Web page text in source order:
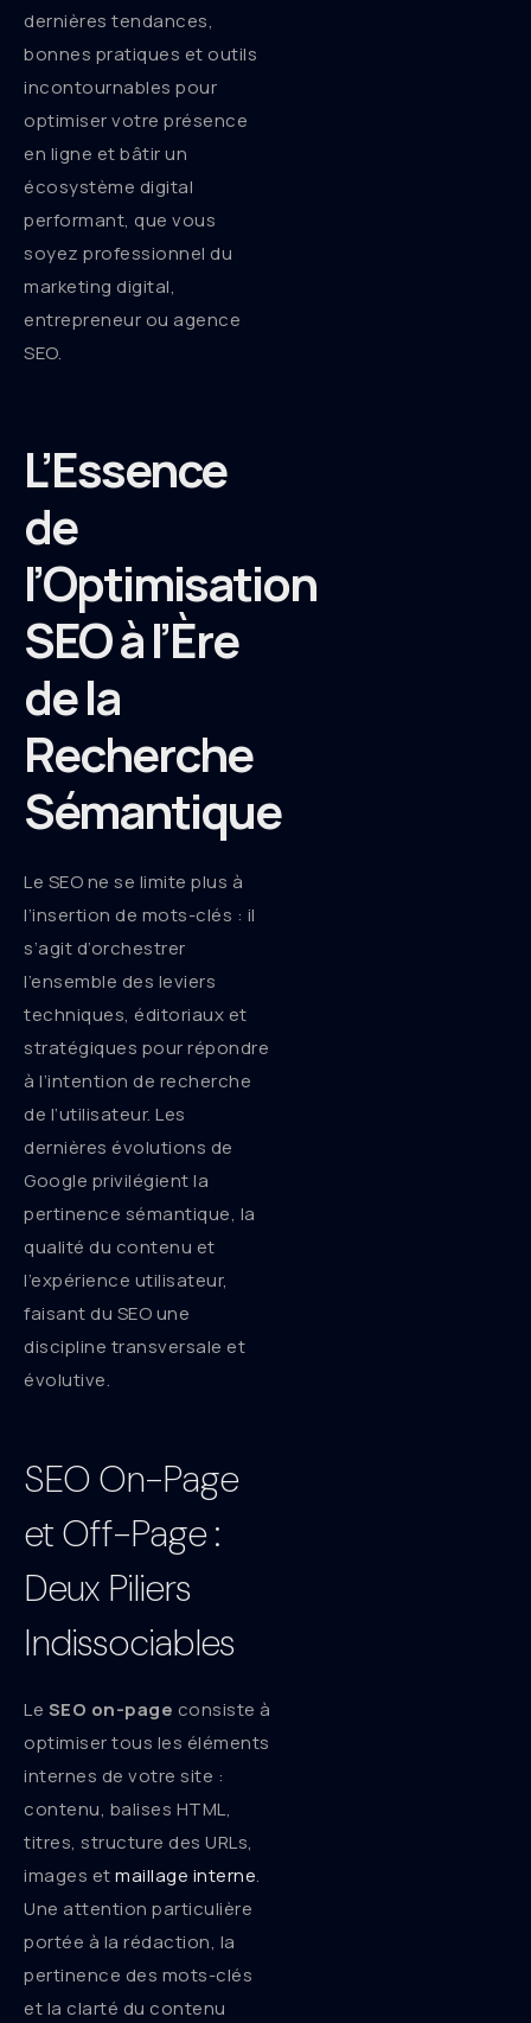
dernières tendances,
bonnes pratiques et outils
incontournables pour
optimiser votre présence
en ligne et bâtir un
écosystème digital
performant, que vous
soyez professionnel du
marketing digital,
entrepreneur ou agence
SEO.
L’Essence
de
l’Optimisation
SEO à l’Ère
de la
Recherche
Sémantique
Le SEO ne se limite plus à
l’insertion de mots-clés : il
s’agit d’orchestrer
l’ensemble des leviers
techniques, éditoriaux et
stratégiques pour répondre
à l’intention de recherche
de l’utilisateur. Les
dernières évolutions de
Google privilégient la
pertinence sémantique, la
qualité du contenu et
l’expérience utilisateur,
faisant du SEO une
discipline transversale et
évolutive.
SEO On-Page
et Off-Page :
Deux Piliers
Indissociables
Le SEO on-page consiste à
optimiser tous les éléments
internes de votre site :
contenu, balises HTML,
titres, structure des URLs,
images etmaillage interne.
Une attention particulière
portée à la rédaction, la
pertinence des mots-clés
et la clarté du contenu